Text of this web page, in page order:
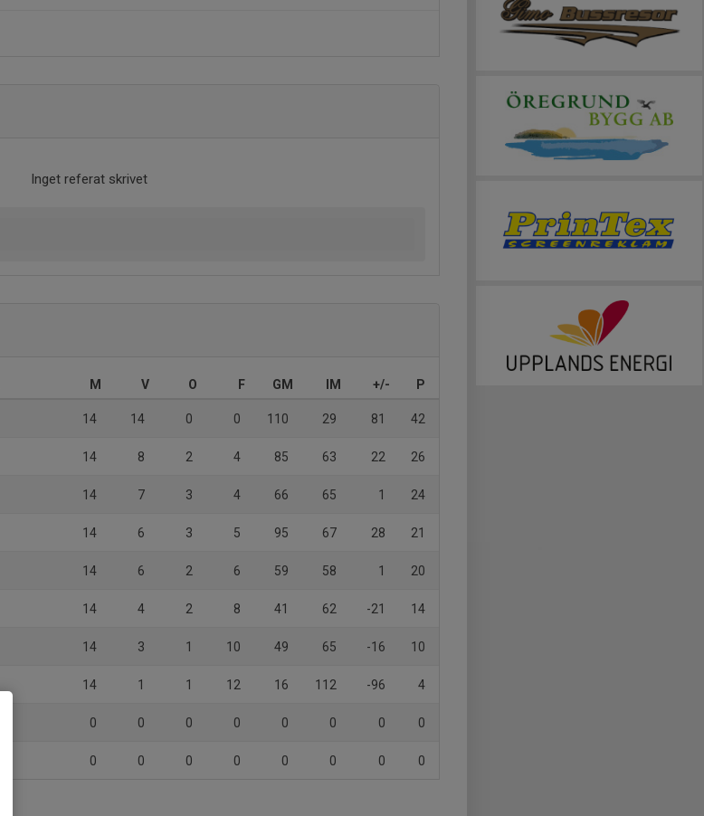
Inget referat skrivet
M V O F GM IM +/- P
14 14 0 0 110 29 81 42
14 8 2 4 85 63 22 26
14 7 3 4 66 65 1 24
14 6 3 5 95 67 28 21
14 6 2 6 59 58 1 20
14 4 2 8 41 62 -21 14
14 3 1 10 49 65 -16 10
14 1 1 12 16 112 -96 4
0 0 0 0 0 0 0 0
0 0 0 0 0 0 0 0